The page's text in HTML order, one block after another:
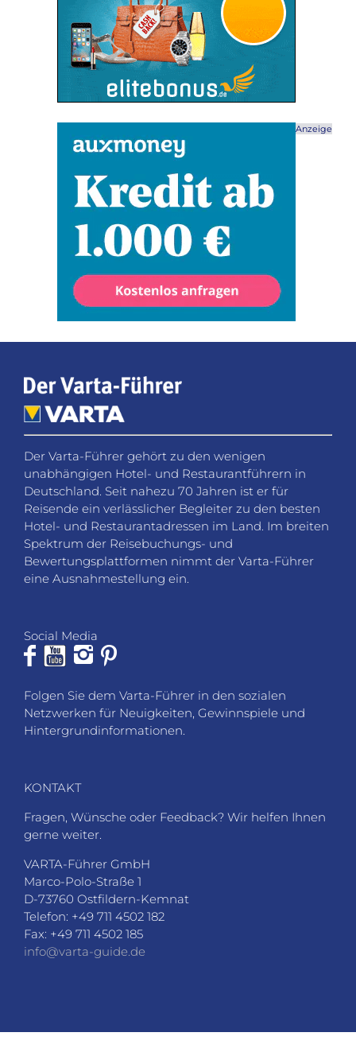
Anzeige
Der Varta-Führer gehört zu den wenigen
unabhängigen Hotel- und Restaurantführern in
Deutschland. Seit nahezu 70 Jahren ist er für
Reisende ein verlässlicher Begleiter zu den besten
Hotel- und Restaurantadressen im Land. Im breiten
Spektrum der Reisebuchungs- und
Bewertungsplattformen nimmt der Varta-Führer
eine Ausnahmestellung ein.
Social Media
Folgen Sie dem Varta-Führer in den sozialen
Netzwerken für Neuigkeiten, Gewinnspiele und
Hintergrundinformationen.
KONTAKT
Fragen, Wünsche oder Feedback? Wir helfen Ihnen
gerne weiter.
VARTA-Führer GmbH
Marco-Polo-Straße 1
D-73760 Ostfildern-Kemnat
Telefon: +49 711 4502 182
Fax: +49 711 4502 185
info@varta-guide.de